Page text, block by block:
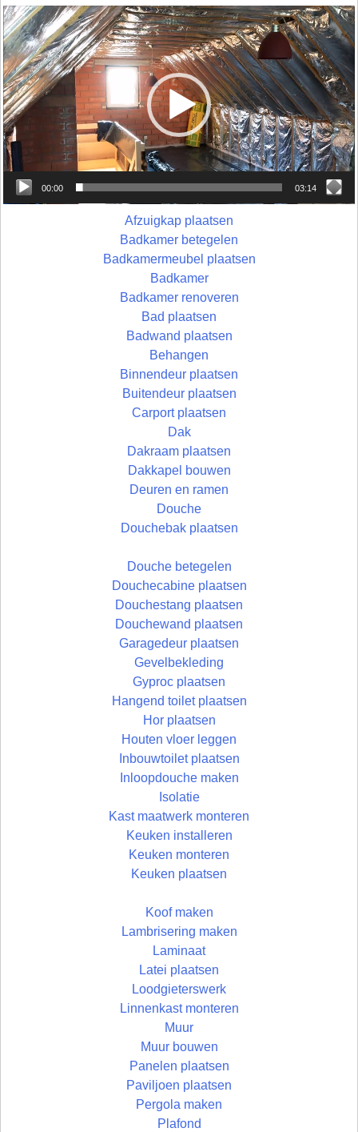
Videospeler
00:00 03:14
Afzuigkap plaatsen
Badkamer betegelen
Badkamermeubel plaatsen
Badkamer
Badkamer renoveren
Bad plaatsen
Badwand plaatsen
Behangen
Binnendeur plaatsen
Buitendeur plaatsen
Carport plaatsen
Dak
Dakraam plaatsen
Dakkapel bouwen
Deuren en ramen
Douche
Douchebak plaatsen
Douche betegelen
Douchecabine plaatsen
Douchestang plaatsen
Douchewand plaatsen
Garagedeur plaatsen
Gevelbekleding
Gyproc plaatsen
Hangend toilet plaatsen
Hor plaatsen
Houten vloer leggen
Inbouwtoilet plaatsen
Inloopdouche maken
Isolatie
Kast maatwerk monteren
Keuken installeren
Keuken monteren
Keuken plaatsen
Koof maken
Lambrisering maken
Laminaat
Latei plaatsen
Loodgieterswerk
Linnenkast monteren
Muur
Muur bouwen
Panelen plaatsen
Paviljoen plaatsen
Pergola maken
Plafond